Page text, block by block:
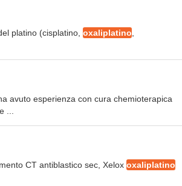
platino (cisplatino, oxaliplatino
avuto esperienza con cura chemioterapica
...
CT antiblastico sec, Xelox oxaliplatino